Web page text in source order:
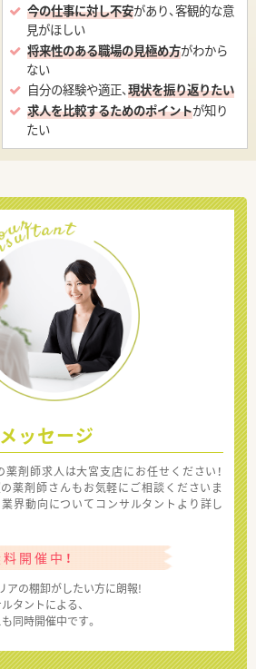
今の仕事に対し不安があり、客観的な意
見がほしい
将来性のある職場の見極め方がわから
ない
自分の経験や適正、現状を振り返りたい
求人を比較するためのポイントが知り
たい
メッセージ
薬剤師求人は大宮支店にお任せください！
薬剤師さんもお気軽にご相談くださいま
業界動向についてコンサルタントより詳し
開催中！
アの棚卸がしたい方に朗報!
タントによる、
同時開催中です。